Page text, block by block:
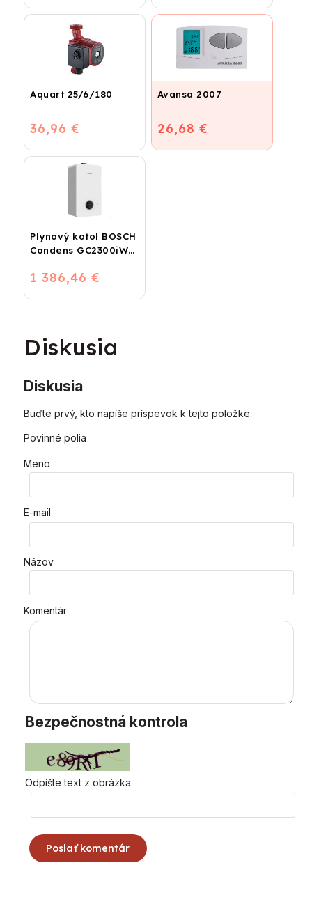
Aquart 25/6/180
36,96 €
Avansa 2007
26,68 €
Plynový kotol BOSCH
Condens GC2300iW
kondenzačný
1 386,46 €
Diskusia
Diskusia
Buďte prvý, kto napíše príspevok k tejto položke.
Povinné polia
Meno
E-mail
Názov
Komentár
Bezpečnostná kontrola
Odpíšte text z obrázka
Poslať komentár